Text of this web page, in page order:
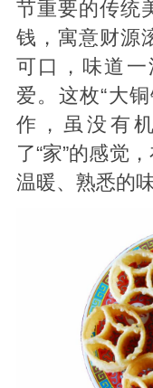
节重要的传统
钱，寓意财源
可口，味道
爱。这枚“大
作，虽没有
了“家”的感觉
温暖、熟悉的